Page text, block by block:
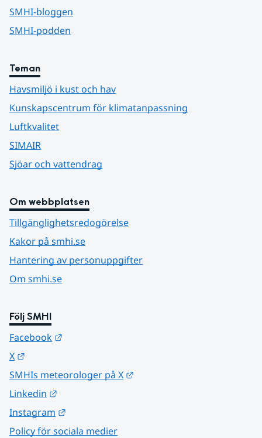
SMHI-bloggen
SMHI-podden
Teman
Havsmiljö i kust och hav
Kunskapscentrum för klimatanpassning
Luftkvalitet
SIMAIR
Sjöar och vattendrag
Om webbplatsen
Tillgänglighetsredogörelse
Kakor på smhi.se
Hantering av personuppgifter
Om smhi.se
Följ SMHI
Facebook
X
SMHIs meteorologer på X
Linkedin
Instagram
Policy för sociala medier